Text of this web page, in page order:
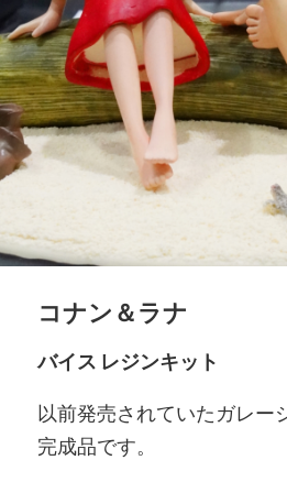
コナン＆ラナ
バイス レジンキット
以前発売されていたガレー
完成品です。